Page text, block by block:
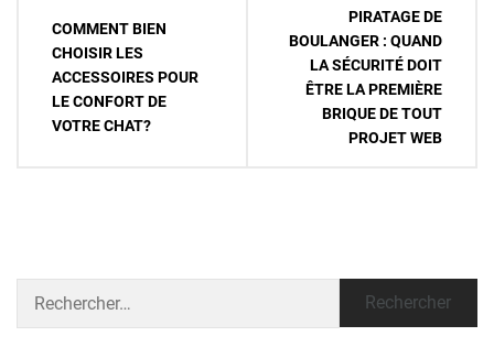
l’article
COMMENT BIEN
CHOISIR LES
ACCESSOIRES POUR
LE CONFORT DE
VOTRE CHAT?
PIRATAGE DE
BOULANGER : QUAND
LA SÉCURITÉ DOIT
ÊTRE LA PREMIÈRE
BRIQUE DE TOUT
PROJET WEB